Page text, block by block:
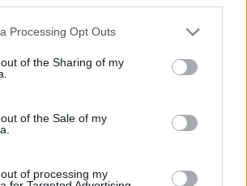
website/app uses one or more Google
visit or usage behaviour. You may click to
to Google and its third-party tags to
specified purposes in below Google
Processing Opt Outs
of the Sharing of my
of the Sale of my
of processing my
kínzó forróságot hoztak, és az
a nyár nagyja még hátravan,
forróbb időszakokkal. A
enyhítsünk a szenvedésünkön,